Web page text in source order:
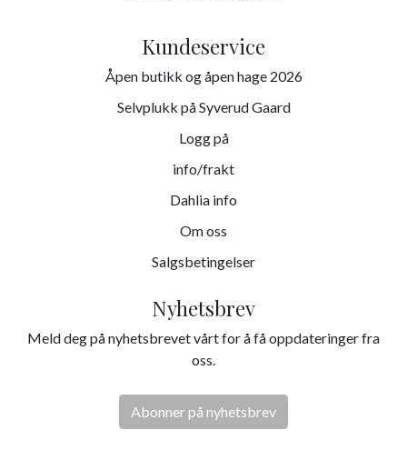
Kundeservice
Åpen butikk og åpen hage 2026
Selvplukk på Syverud Gaard
Logg på
info/frakt
Dahlia info
Om oss
Salgsbetingelser
Nyhetsbrev
Meld deg på nyhetsbrevet vårt for å få oppdateringer fra
oss.
Abonner på nyhetsbrev